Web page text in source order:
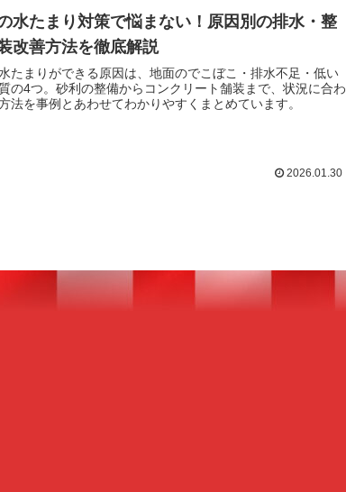
水たまり対策で悩まない！原因別の排水・整
改善方法を徹底解説
たまりができる原因は、地面のでこぼこ・排水不足・低い
の4つ。砂利の整備からコンクリート舗装まで、状況に合わ
法を事例とあわせてわかりやすくまとめています。
2026.01.30